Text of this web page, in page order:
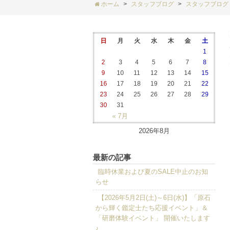
ホーム スタッフブログ スタッフブログ
2026年8月
日 月 火 水 木 金 土
« 7月
1
2
3 4 5 6 7
8
9
10 11 12 13 14
15
16
17 18 19 20 21
22
23
24 25 26 27 28
29
30
31
最新の記事
臨時休業および夏のSALE中止のお知
らせ
【2026年5月2日(土)～6日(水)】「原石
から輝く鑑定士たち応援イベント」＆
「研磨体験イベント」 開催いたします
♪